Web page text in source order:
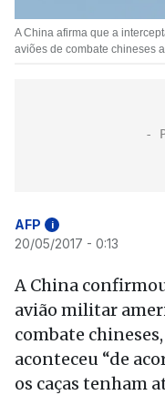
A China afirma que a
aviões de combate chineses
AFP i
20/05/2017 - 0:13
A China
avião militar
combate
aconteceu “de
os caças tenham